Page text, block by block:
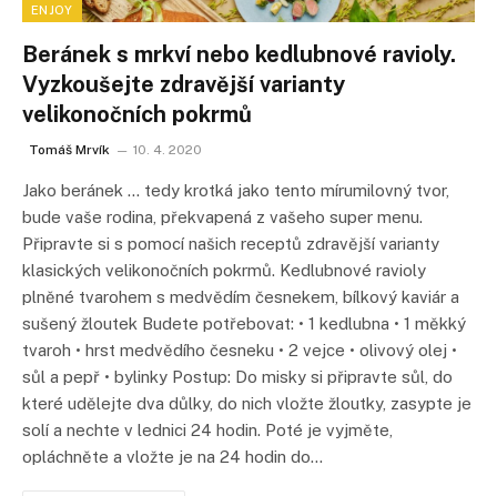
ENJOY
Beránek s mrkví nebo kedlubnové ravioly.
Vyzkoušejte zdravější varianty
velikonočních pokrmů
Tomáš Mrvík 10. 4. 2020
Jako beránek … tedy krotká jako tento mírumilovný tvor,
bude vaše rodina, překvapená z vašeho super menu.
Připravte si s pomocí našich receptů zdravější varianty
klasických velikonočních pokrmů. Kedlubnové ravioly
plněné tvarohem s medvědím česnekem, bílkový kaviár a
sušený žloutek Budete potřebovat: • 1 kedlubna • 1 měkký
tvaroh • hrst medvědího česneku • 2 vejce • olivový olej •
sůl a pepř • bylinky Postup: Do misky si připravte sůl, do
které udělejte dva důlky, do nich vložte žloutky, zasypte je
solí a nechte v lednici 24 hodin. Poté je vyjměte,
opláchněte a vložte je na 24 hodin do…